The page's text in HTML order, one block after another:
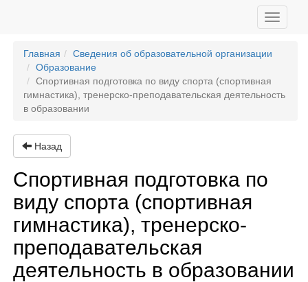
Toggle
Главная
Сведения об образовательной организации
Образование
Спортивная подготовка по виду спорта (спортивная
гимнастика), тренерско-преподавательская деятельность
в образовании
Назад
Спортивная подготовка по
виду спорта (спортивная
гимнастика), тренерско-
преподавательская
деятельность в образовании